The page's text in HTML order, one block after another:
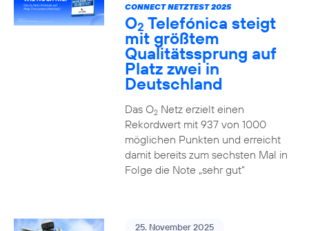
CONNECT NETZTEST 2025
O2 Telefónica steigt
mit größtem
Qualitätssprung auf
Platz zwei in
Deutschland
Das O2Netz erzielt einen
Rekordwert mit 937 von 1000
möglichen Punkten und erreicht
damit bereits zum sechsten Mal in
Folge die Note „sehr gut“
25. November 2025